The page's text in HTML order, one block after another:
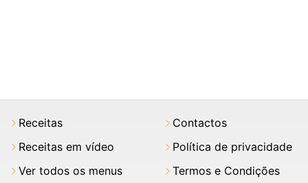
Receitas
Receitas em vídeo
Ver todos os menus
Contactos
Política de privacidade
Termos e Condições